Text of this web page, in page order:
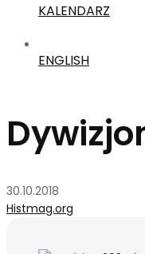
KALENDARZ
ENGLISH
30.10.2018
Histmag.org